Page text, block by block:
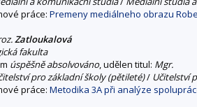
práce: Premeny mediálneho obrazu
Zatloukalová
fakulta
úspěšně absolvováno, udělen titul: Mgr.
pro základní školy (pětileté)/ Učitelství
práce: Metodika 3A při analýze